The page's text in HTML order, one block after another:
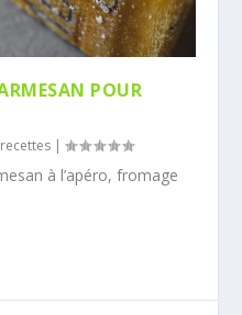
POUR
recettes |
à l’apéro, fromage